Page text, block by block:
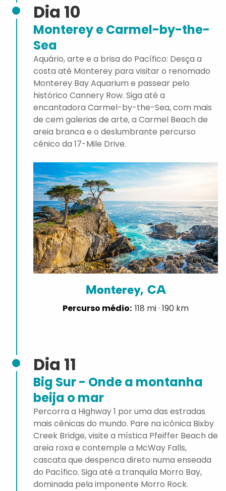
Dia 10
Monterey e Carmel-by-the-
Sea
Aquário, arte e a brisa do Pacífico: Desça a
costa até Monterey para visitar o renomado
Monterey Bay Aquarium e passear pelo
histórico Cannery Row. Siga até a
encantadora Carmel-by-the-Sea, com mais
de cem galerias de arte, a Carmel Beach de
areia branca e o deslumbrante percurso
cênico da 17-Mile Drive.
Monterey, CA
118 mi · 190 km
Dia 11
Big Sur - Onde a montanha
beija o mar
Percorra a Highway 1 por uma das estradas
mais cênicas do mundo. Pare na icônica Bixby
Creek Bridge, visite a mística Pfeiffer Beach de
areia roxa e contemple a McWay Falls,
cascata que despenca direto numa enseada
do Pacífico. Siga até a tranquila Morro Bay,
dominada pela imponente Morro Rock.